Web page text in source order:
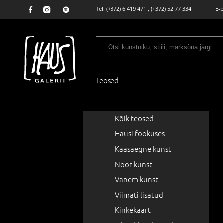
Tel: (+372) 6 419 471 , (+372) 52 77 334 E-
Teosed
Kõik teosed
Hausi fookuses
Kaasaegne kunst
Noor kunst
Vanem kunst
Viimati lisatud
Kinkekaart